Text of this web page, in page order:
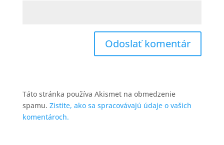
Táto stránka používa Akismet na obmedzenie
spamu. Zistite, ako sa spracovávajú údaje o vašich
komentároch.